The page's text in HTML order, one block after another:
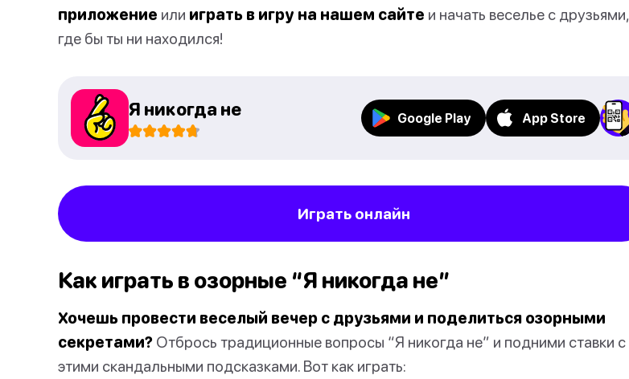
приложение или играть в игру на нашем сайте и начать веселье с друзьями,
где бы ты ни находился!
Я никогда не Google Play App Store
Играть онлайн
Как играть в озорные “Я никогда не”
Хочешь провести веселый вечер с друзьями и поделиться озорными
секретами? Отбрось традиционные вопросы “Я никогда не” и подними ставки с
этими скандальными подсказками. Вот как играть: